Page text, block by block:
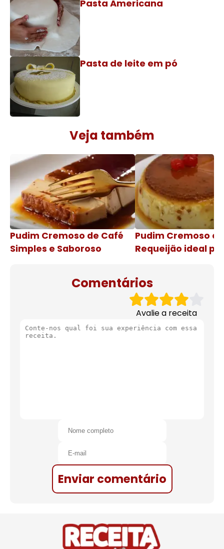
Pasta Americana
Pasta de leite em pó
Veja também
Pudim Cremoso de Café
Simples e Saboroso
Pudim Cremoso
Requeijão ideal
Comentários
Avalie a receita
Enviar comentário